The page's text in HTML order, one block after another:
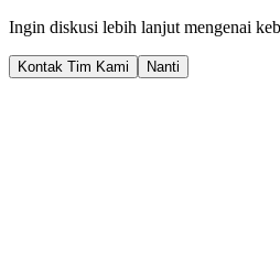
Ingin diskusi lebih lanjut mengenai
Kontak Tim Kami Nanti